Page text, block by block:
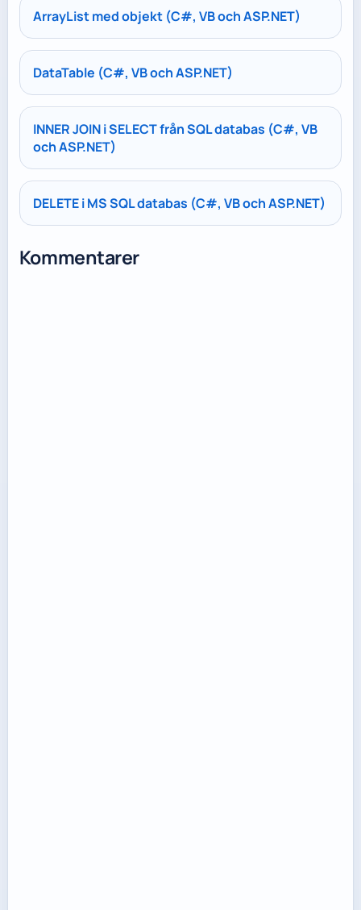
ArrayList med objekt (C#, VB och ASP.NET)
DataTable (C#, VB och ASP.NET)
INNER JOIN i SELECT från SQL databas (C#, VB
och ASP.NET)
DELETE i MS SQL databas (C#, VB och ASP.NET)
Kommentarer